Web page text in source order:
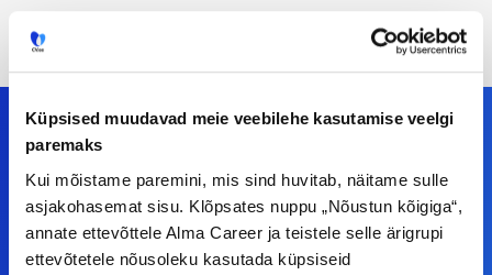
Küpsised muudavad meie veebilehe kasutamise veelgi
paremaks
Kui mõistame paremini, mis sind huvitab, näitame sulle
asjakohasemat sisu. Klõpsates nuppu „Nõustun kõigiga“,
annate ettevõttele Alma Career ja teistele selle ärigrupi
ettevõtetele nõusoleku kasutada küpsiseid
Meiega leiad!
Tööelublogi.ee lehelt leiad kõik vajaliku, et olla